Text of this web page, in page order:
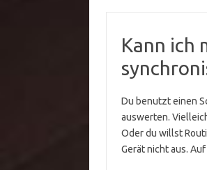
Kann ich
Du benutzt einen
auswerten.
Oder du willst
Gerät nicht aus.